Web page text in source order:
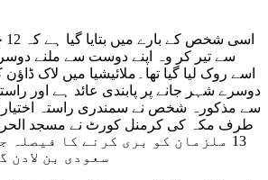
سے تیر کر وہ اپنے دوست سے ملنے
اسے روک لیا گیا تھا۔ملائیشیا میں لاک
دوسرے شہر جانے پر پابندی عائد ہے اور
سے مذکورہ شخص نے سمندری راستہ اختیار
طرف مکہ کی کرمنل کورٹ نے مسجد
13 ملزمان کو بری کرنے کا
سعودی بن لادن